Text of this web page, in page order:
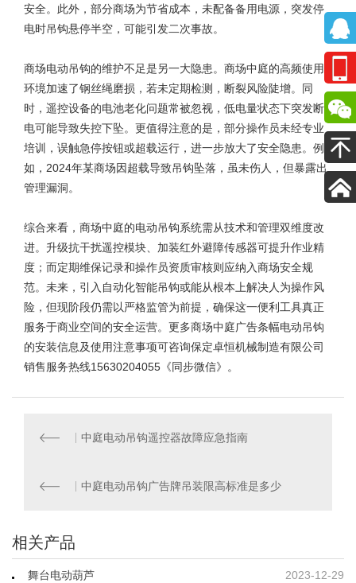
安全。此外，部分商场为节省成本，未配备备用电源，突发停
电时吊钩悬停半空，可能引发二次事故。
商场电动吊钩的维护不足是另一大隐患。商场中庭的高频使用
环境加速了钢丝绳磨损，若未定期检测，断裂风险陡增。同
时，遥控设备的电池老化问题常被忽视，低电量状态下突发断
电可能导致失控下坠。更值得注意的是，部分操作员未经专业
培训，误触急停按钮或超载运行，进一步放大了安全隐患。例
如，2024年某商场因超载导致吊钩坠落，虽未伤人，但暴露出
管理漏洞。
综合来看，商场中庭的电动吊钩系统需从技术和管理双维度改
进。升级抗干扰遥控模块、加装红外避障传感器可提升作业精
度；而定期维保记录和操作员资质审核则应纳入商场安全规
范。未来，引入自动化智能吊钩或能从根本上解决人为操作风
险，但现阶段仍需以严格监管为前提，确保这一便利工具真正
服务于商业空间的安全运营。更多商场中庭广告条幅电动吊钩
的安装信息及使用注意事项可咨询保定卓恒机械制造有限公司
销售服务热线15630204055《同步微信》。
中庭电动吊钩遥控器故障应急指南
中庭电动吊钩广告牌吊装限高标准是多少
相关产品
2023-12-29
舞台电动葫芦